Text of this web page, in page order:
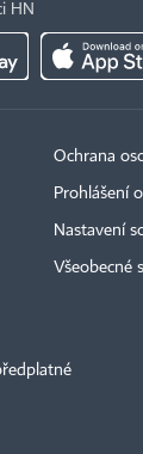
HN
Ochrana
Prohlášení
Nastavení
Všeobecné